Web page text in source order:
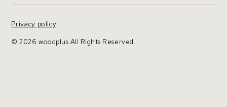
Privacy policy
© 2026 woodplus All Rights Reserved.